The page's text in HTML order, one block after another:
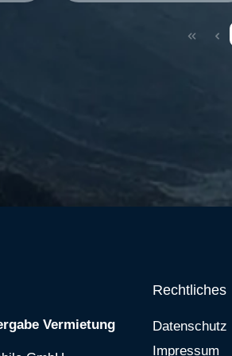
Vermietung
Rechtliches
Datenschutz
Impressum